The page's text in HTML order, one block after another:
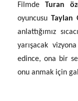
FilmdeTuran
oyuncusu Taylan
anlattığımız
yarışacak
edince, ona bir
onu anmak için